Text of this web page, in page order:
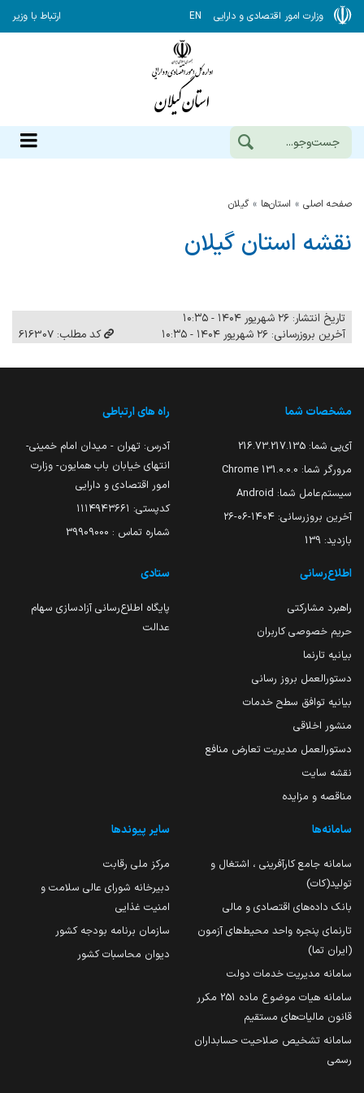
وزارت امور اقتصادی و دارایی EN ارتباط با وزیر
صفحه اصلی استان‌ها گيلان
نقشه استان گیلان
تاریخ انتشار: ۲۶ شهریور ۱۴۰۴ - ۱۰:۳۵
آخرین بروزرسانی: ۲۶ شهریور ۱۴۰۴ - ۱۰:۳۵
کد مطلب: 616307
مشخصات شما
آی‌پی شما: 216.73.217.135
مرورگر شما: 131.0.0.0 Chrome
سیستم‌عامل شما: Android
آخرین بروزرسانی: ۱۴۰۴-۰۶-۲۶
بازدید: 139
راه های ارتباطی
آدرس: تهران - میدان امام خمینی-
انتهای خیابان باب همایون- وزارت
امور اقتصادی و دارایی
کدپستی: ۱۱۱۴۹۴۳۶۶۱
شماره تماس : 39909000
اطلاع‌رسانی
راهبرد مشارکتی
حریم خصوصی کاربران
بیانیه تارنما
دستورالعمل بروز رسانی
بیانیه توافق سطح خدمات
منشور اخلاقی
دستورالعمل مدیریت تعارض منافع
نقشه سایت
مناقصه و مزایده
ستادی
پایگاه اطلاع‌رسانی آزادسازی سهام
عدالت
سامانه‌ها
سامانه جامع کارآفرینی ، اشتغال و
تولید(کات)
بانک داده‌های اقتصادی و مالی
تارنمای پنجره واحد محیط‌های آزمون
(ایران تما)
سامانه مدیریت خدمات دولت
سامانه هیات موضوع ماده 251 مکرر
قانون مالیات‌های مستقیم
سامانه تشخیص صلاحیت حسابداران
رسمی
سایر پیوندها
مرکز ملی رقابت
دبیرخانه شورای عالی سلامت و
امنیت غذایی
سازمان برنامه بودجه کشور
دیوان محاسبات کشور